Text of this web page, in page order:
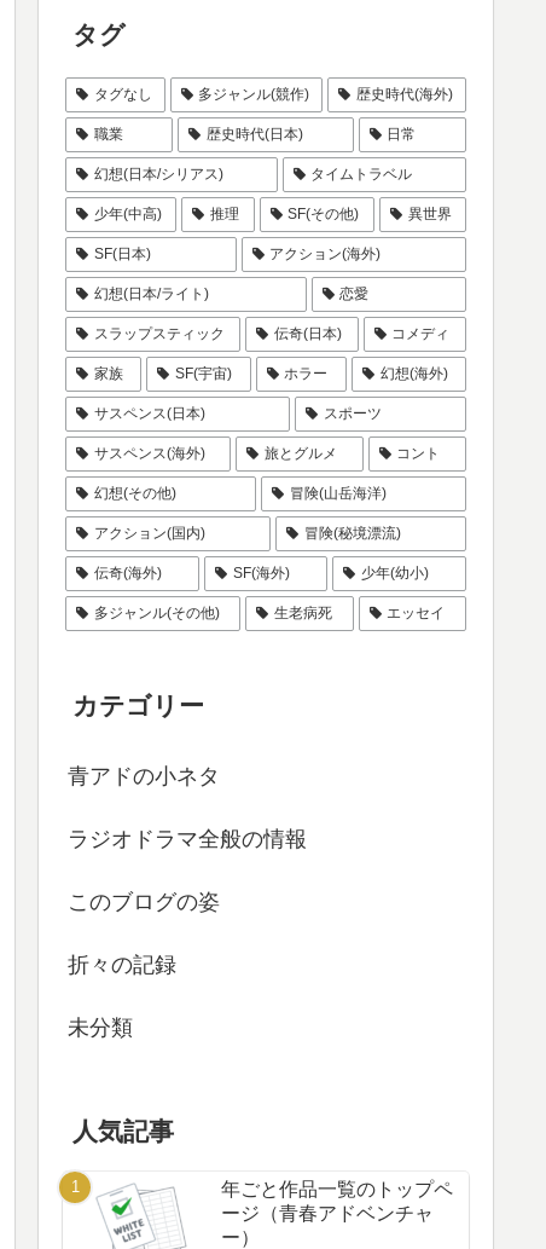
タグ
タグなし 多ジャンル(競作) 歴史時代(海外)
職業 歴史時代(日本) 日常
幻想(日本/シリアス) タイムトラベル
少年(中高) 推理 SF(その他) 異世界
SF(日本) アクション(海外)
幻想(日本/ライト) 恋愛
スラップスティック 伝奇(日本) コメディ
家族 SF(宇宙) ホラー 幻想(海外)
サスペンス(日本) スポーツ
サスペンス(海外) 旅とグルメ コント
幻想(その他) 冒険(山岳海洋)
アクション(国内) 冒険(秘境漂流)
伝奇(海外) SF(海外) 少年(幼小)
多ジャンル(その他) 生老病死 エッセイ
カテゴリー
青アドの小ネタ
ラジオドラマ全般の情報
このブログの姿
折々の記録
未分類
人気記事
年ごと作品一覧のトップペ
ージ（青春アドベンチャ
ー）